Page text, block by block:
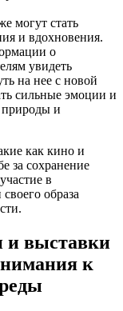
могут стать
и вдохновения.
о
увидеть
на нее с новой
сильные эмоции и
природы и
как кино и
за сохранение
в
образа
и выставки
к